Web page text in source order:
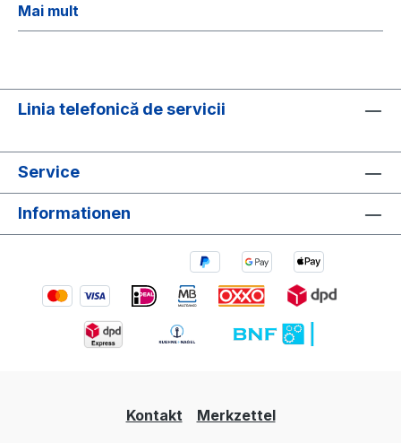
Mai mult
Linia telefonică de servicii
Service
Informationen
Kontakt Merkzettel